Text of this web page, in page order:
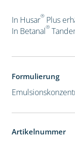
In Husar®Plus
In Betanal®
Formulierung
Artikelnummer